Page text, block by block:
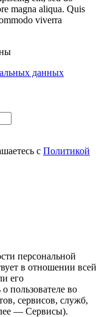
magna aliqua. Quis
viverra
данных
с Политикой
персональной
в отношении всей
его
пользователе во
сервисов, служб,
— Сервисы).